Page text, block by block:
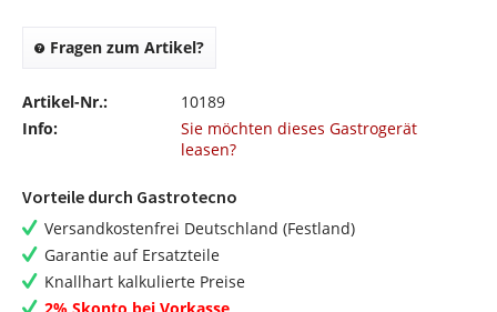
Fragen zum Artikel?
Artikel-Nr.:
10189
Info:
Sie möchten dieses Gastrogerät
leasen?
Vorteile durch Gastrotecno
Versandkostenfrei Deutschland (Festland)
Garantie auf Ersatzteile
Knallhart kalkulierte Preise